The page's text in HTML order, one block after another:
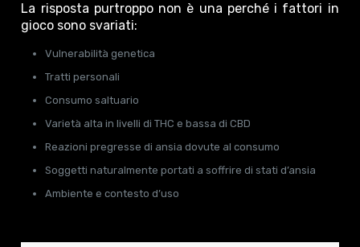
La risposta purtroppo non è una perché i fattori in
gioco sono svariati:
Vulnerabilità genetica
Tratti personali
Consumo saltuario
Varietà alta in livelli di THC e bassa di CBD
Reazioni pregresse di ansia dovute al consumo
Soggetti naturalmente portati a soffrire di stati d’ansia
Ambiente e contesto d’uso